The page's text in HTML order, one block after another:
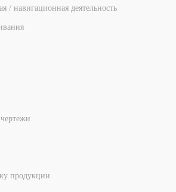
/ навигационная деятельность
продукции